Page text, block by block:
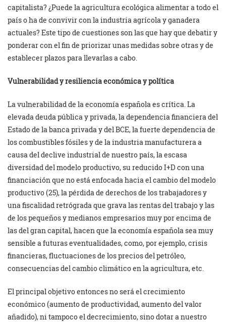
capitalista? ¿Puede la agricultura ecológica alimentar a todo el
país o ha de convivir con la industria agrícola y ganadera
actuales? Este tipo de cuestiones son las que hay que debatir y
ponderar con el fin de priorizar unas medidas sobre otras y de
establecer plazos para llevarlas a cabo.
Vulnerabilidad y resiliencia económica y política
La vulnerabilidad de la economía española es crítica. La
elevada deuda pública y privada, la dependencia financiera del
Estado de la banca privada y del BCE, la fuerte dependencia de
los combustibles fósiles y de la industria manufacturera a
causa del declive industrial de nuestro país, la escasa
diversidad del modelo productivo, su reducido I+D con una
financiación que no está enfocada hacia el cambio del modelo
productivo (25), la pérdida de derechos de los trabajadores y
una fiscalidad retrógrada que grava las rentas del trabajo y las
de los pequeños y medianos empresarios muy por encima de
las del gran capital, hacen que la economía española sea muy
sensible a futuras eventualidades, como, por ejemplo, crisis
financieras, fluctuaciones de los precios del petróleo,
consecuencias del cambio climático en la agricultura, etc.
El principal objetivo entonces no será el crecimiento
económico (aumento de productividad, aumento del valor
añadido), ni tampoco el decrecimiento, sino dotar a nuestro